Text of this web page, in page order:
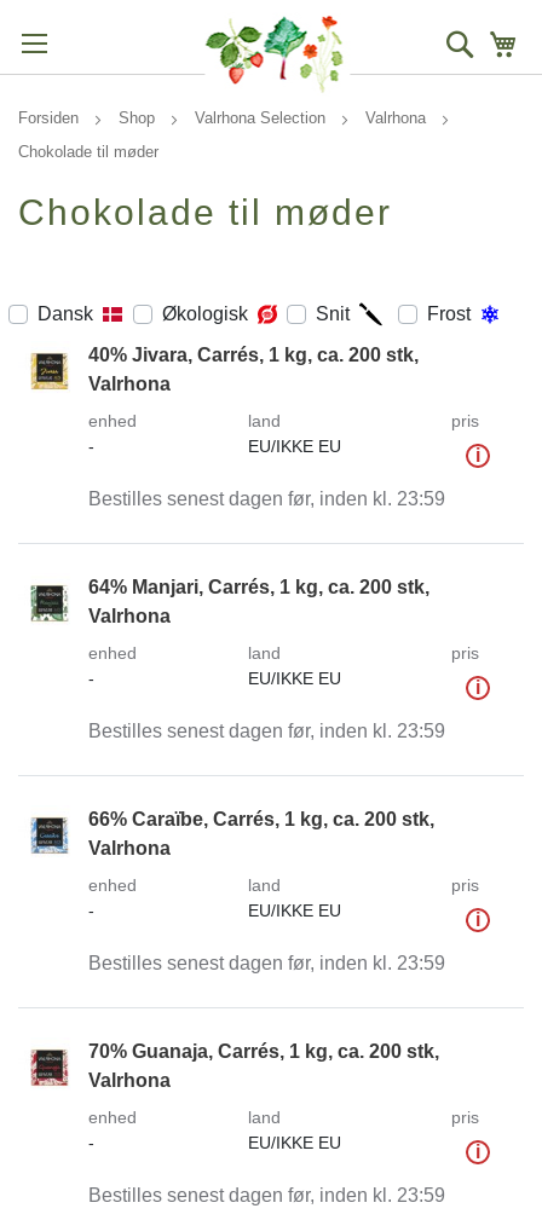
Søg
Forsiden Shop Valrhona Selection
Valrhona
Chokolade til møder
Chokolade til møder
Dansk Økologisk Snit
Frost
40% Jivara, Carrés, 1 kg, ca. 200 stk,
Valrhona
enhed
-
land
EU/IKKE EU
pris
i
Bestilles senest dagen før, inden kl. 23:59
64% Manjari, Carrés, 1 kg, ca. 200 stk,
Valrhona
enhed
-
land
EU/IKKE EU
pris
i
Bestilles senest dagen før, inden kl. 23:59
66% Caraïbe, Carrés, 1 kg, ca. 200 stk,
Valrhona
enhed
-
land
EU/IKKE EU
pris
i
Bestilles senest dagen før, inden kl. 23:59
70% Guanaja, Carrés, 1 kg, ca. 200 stk,
Valrhona
enhed
-
land
EU/IKKE EU
pris
i
Bestilles senest dagen før, inden kl. 23:59